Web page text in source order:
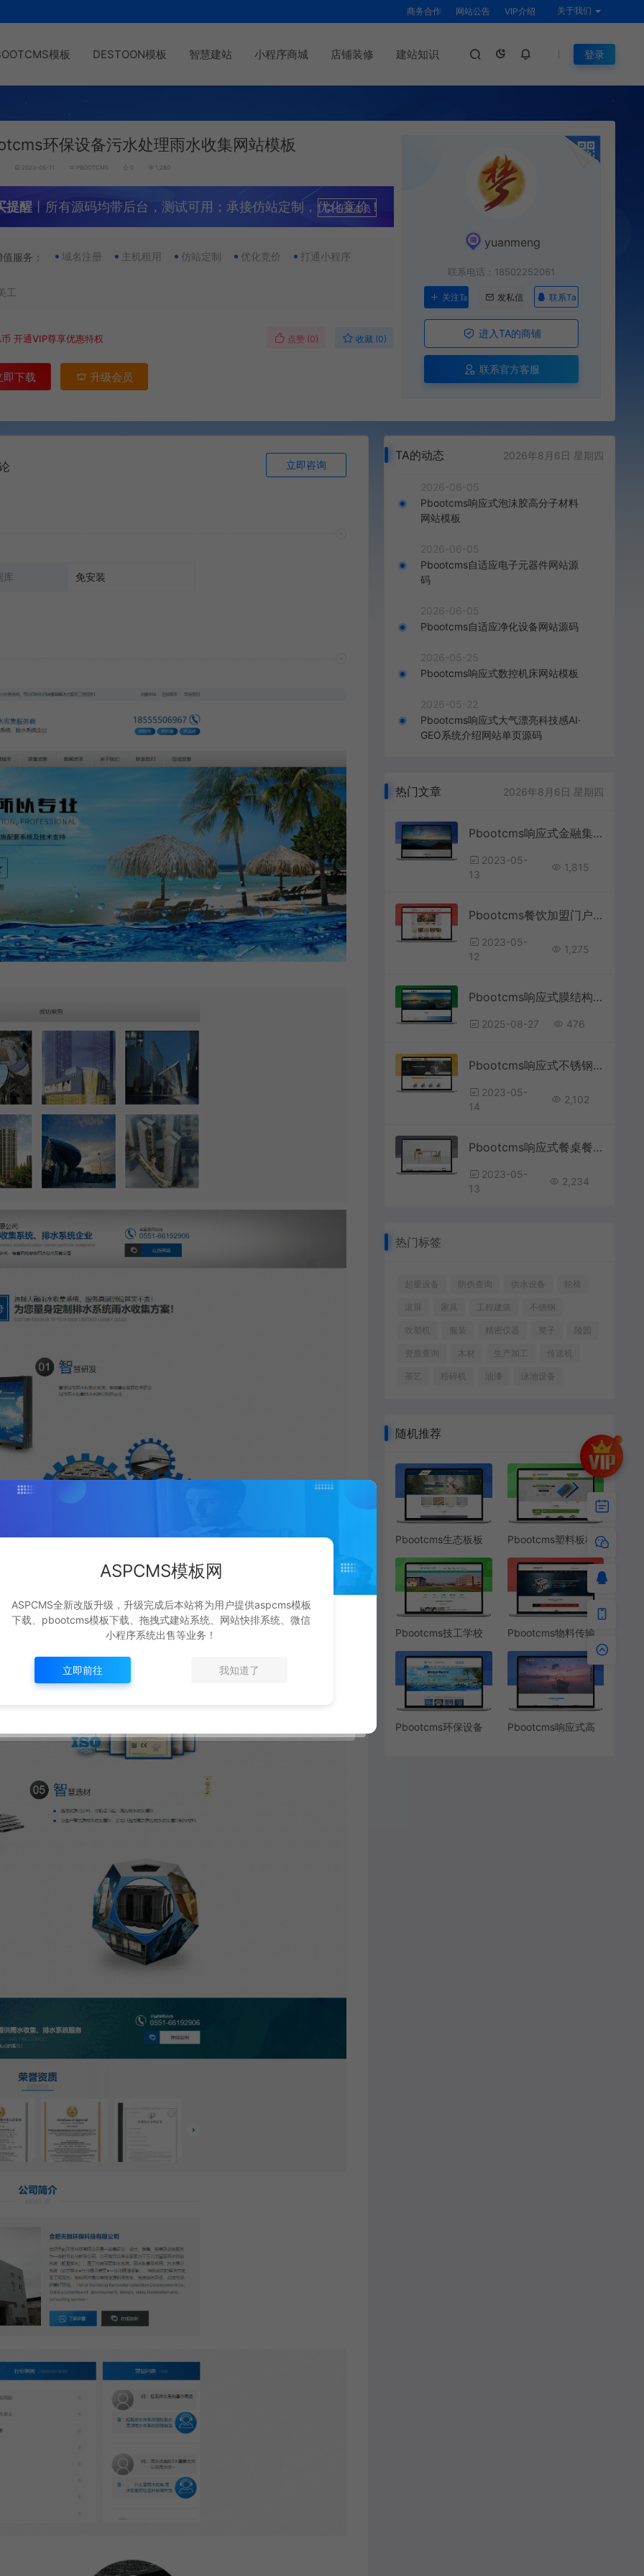
商务合作 网站公告 VIP介绍 关于我们
模板 DESTOON模板 智慧建站 小程序商城 店铺装修 建站知识 登录
环保设备污水处理雨水收集网站模板
2023-05-11 PBOOTCMS 0 1,280
提醒 丨所有源码均带后台，测试可用；承接仿站定制，优化竞价！
升级会员
值服务： 域名注册 主机租用 仿站定制 优化竞价 打通小程序
工
币开通VIP尊享优惠特权 点赞 (0) 收藏 (0)
即下载 升级会员
yuanmeng
联系电话：18502252061
关注Ta 发私信 联系Ta
进入TA的商铺
联系官方客服
立即咨询
库 免安装
TA的动态 2026年8月6日 星期四
2026-06-05
Pbootcms响应式泡沫胶高分子材料
网站模板
2026-06-05
Pbootcms自适应电子元器件网站源
码
2026-06-05
Pbootcms自适应净化设备网站源码
2026-05-25
Pbootcms响应式数控机床网站模板
2026-05-22
Pbootcms响应式大气漂亮科技感AI·
GEO系统介绍网站单页源码
热门文章 2026年8月6日 星期四
Pbootcms响应式金融集团网站模板
2023-05-
13
1,815
Pbootcms餐饮加盟门户网模板
2023-05-
12
1,275
Pbootcms响应式膜结构生产厂家网站模板
2025-08-27 476
Pbootcms响应式不锈钢器皿网站模板
2023-05-
14
2,102
Pbootcms响应式餐桌餐椅家具响应式网站模板
2023-05-
13
2,234
热门标签
起重设备 防伪查询 供水设备 轮椅
滚屏 家具 工程建筑 不锈钢
吹塑机 服装 精密仪器 凳子 陵园
资质查询 木材 生产加工 传送机
茶艺 粉碎机 油漆 泳池设备
随机推荐
Pbootcms生态板板
Pbootcms塑料板材
Pbootcms技工学校
Pbootcms物料传输
Pbootcms环保设备
Pbootcms响应式高
ASPCMS模板网
ASPCMS全新改版升级，升级完成后本站将为用户提供aspcms模板
下载、pbootcms模板下载、拖拽式建站系统、网站快排系统、微信
小程序系统出售等业务！
立即前往 我知道了